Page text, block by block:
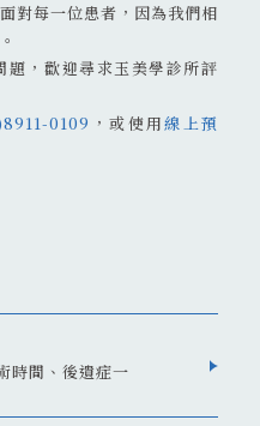
對每一位患者，因為我們相
題，歡迎尋求玉美學診所評
0109 ，或使用線上預
時間、後遺症一